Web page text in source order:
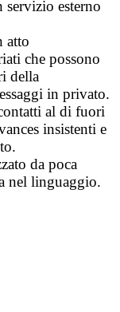
esterno
atto
che possono
della
in privato.
al di fuori
insistenti e
da poca
nel linguaggio.